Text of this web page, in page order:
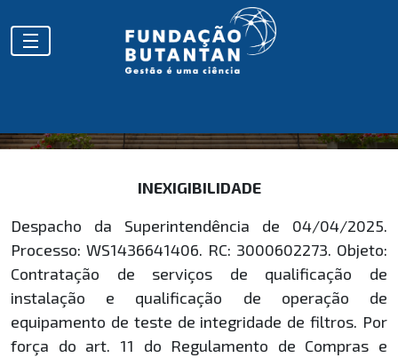
HOMOLOGAÇÕES
INEXIGIBILIDADE
Despacho da Superintendência de 04/04/2025.
Processo: WS1436641406. RC: 3000602273. Objeto:
Contratação de serviços de qualificação de
instalação e qualificação de operação de
equipamento de teste de integridade de filtros. Por
força do art. 11 do Regulamento de Compras e